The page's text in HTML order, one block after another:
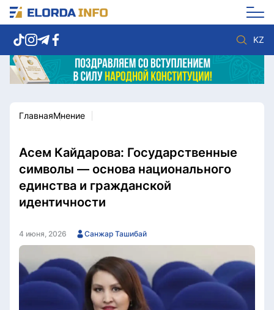
KZ
Новости столицы
Спорт
Культура
Видео
Мир
Послание
Служба Комплаенс
Этический кодекс
ГлавнаяМнение
Асем Кайдарова: Государственные
символы — основа национального
единства и гражданской
идентичности
4 июня, 2026 Санжар Ташибай